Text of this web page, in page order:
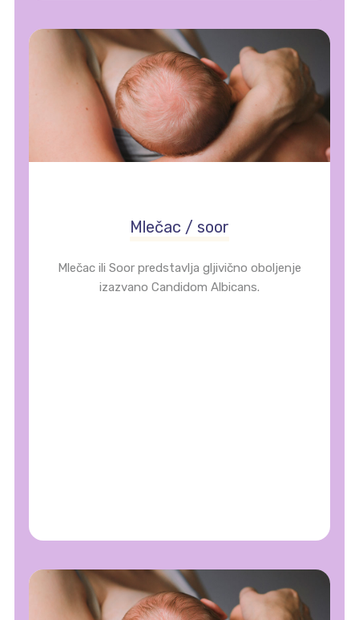
Mlečac / soor
Mlečac ili Soor predstavlja gljivično oboljenje
izazvano Candidom Albicans.